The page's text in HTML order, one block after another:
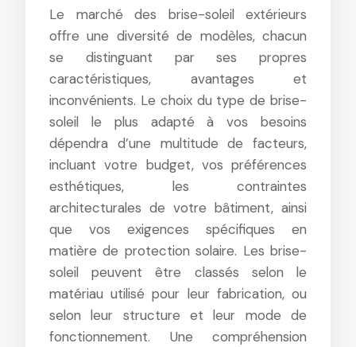
Le marché des brise-soleil extérieurs
offre une diversité de modèles, chacun
se distinguant par ses propres
caractéristiques, avantages et
inconvénients. Le choix du type de brise-
soleil le plus adapté à vos besoins
dépendra d’une multitude de facteurs,
incluant votre budget, vos préférences
esthétiques, les contraintes
architecturales de votre bâtiment, ainsi
que vos exigences spécifiques en
matière de protection solaire. Les brise-
soleil peuvent être classés selon le
matériau utilisé pour leur fabrication, ou
selon leur structure et leur mode de
fonctionnement. Une compréhension